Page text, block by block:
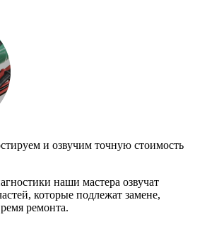
и озвучим точную стоимость
наши мастера озвучат
которые подлежат замене,
ремонта.